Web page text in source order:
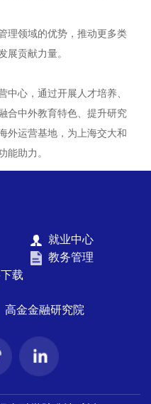
理领域的优势，推动更多类
展贡献力量。
中心，通过开展人才培养、
合中外教育特色、提升研究
外运营基地，为上海交大和
能助力。
就业中心
教务管理
载
高金金融研究院